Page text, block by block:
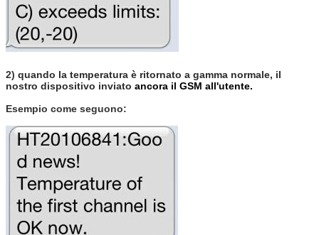
2) quando la temperatura è ritornato a gamma normale, il
nostro dispositivo inviato ancora il GSM all'utente.
Esempio come seguono: